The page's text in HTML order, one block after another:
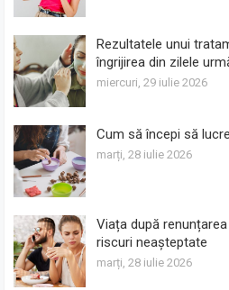
Rezultatele unui
îngrijirea din zilele
miercuri, 29 iulie 2026
Cum să începi să
marți, 28 iulie 2026
Viața după
riscuri neașteptate
marți, 28 iulie 2026